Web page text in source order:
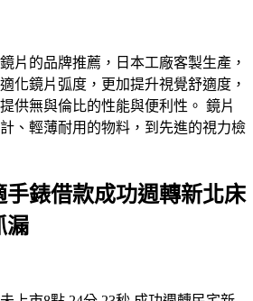
片的品牌推薦，日本工廠客製生產，
化鏡片弧度，更加提升視覺舒適度，
供無與倫比的性能與便利性。 鏡片
、輕薄耐用的物料，到先進的視力檢
手錶借款成功週轉新北床
漏